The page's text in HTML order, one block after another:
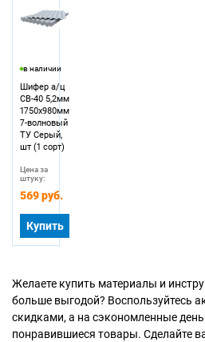
в наличии
Шифер а/ц
СВ-40 5,2мм
1750х980мм
7-волновый
ТУ Серый,
шт (1 сорт)
Цена за
штуку:
569 руб.
Купить
Желаете купить материалы и
больше выгодой? Воспользуйтесь
скидками, а на сэкономленные
понравившиеся товары. Сделайте